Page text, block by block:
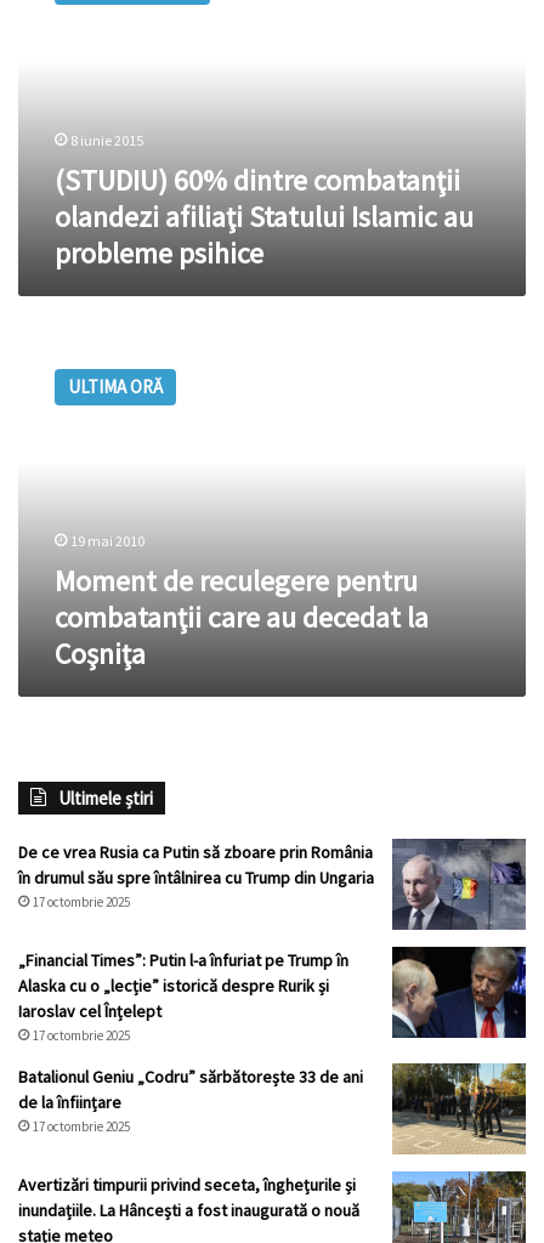
probleme
psihice
8 iunie 2015
(STUDIU) 60% dintre combatanţii
olandezi afiliaţi Statului Islamic au
probleme psihice
reculegere
Coşniţa
ULTIMA ORĂ
19 mai 2010
Moment de reculegere pentru
combatanţii care au decedat la
Coşniţa
Ultimele știri
De ce vrea Rusia ca Putin să zboare prin România
în drumul său spre întâlnirea cu Trump din Ungaria
17 octombrie 2025
„Financial Times”: Putin l-a înfuriat pe Trump în
Alaska cu o „lecție” istorică despre Rurik și
Iaroslav cel Înțelept
17 octombrie 2025
Batalionul Geniu „Codru” sărbătorește 33 de ani
de la înființare
17 octombrie 2025
Avertizări timpurii privind seceta, înghețurile și
inundațiile. La Hâncești a fost inaugurată o nouă
stație meteo